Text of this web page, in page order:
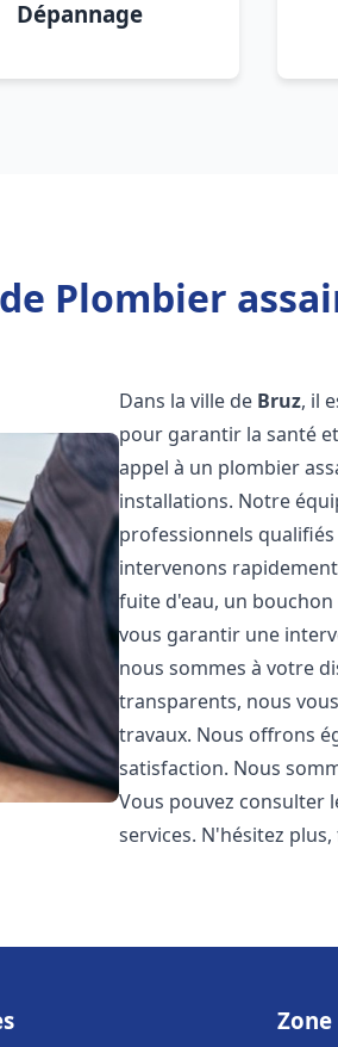
Dépannage
Plombier
Dans la ville de Bruz, il
pour garantir la santé
appel à un plombier
installations. Notre
professionnels
intervenons
fuite d'eau, un
vous garantir une
nous sommes à votre
transparents, nous
travaux. Nous offrons
satisfaction. Nous
Vous pouvez consulter
services. N'hésitez